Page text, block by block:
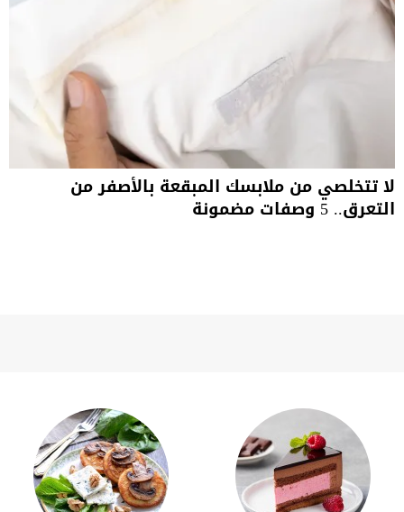
لا تتخلصي من ملابسك المبقعة بالأصفر من
التعرق.. 5 وصفات مضمونة